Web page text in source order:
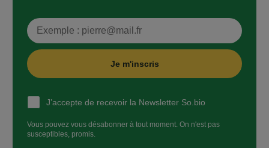
Je m'inscris
J’accepte de recevoir la Newsletter So.bio
Vous pouvez vous désabonner à tout moment. On n'est pas
susceptibles, promis.